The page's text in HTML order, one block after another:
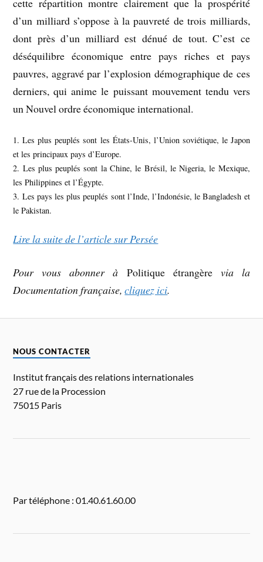
d’un milliard s’oppose à la pauvreté de trois milliards,
dont près d’un milliard est dénué de tout. C’est ce
déséquilibre économique entre pays riches et pays
pauvres, aggravé par l’explosion démographique de ces
derniers, qui anime le puissant mouvement tendu vers
un Nouvel ordre économique international.
1. Les plus peuplés sont les États-Unis, l’Union soviétique, le Japon
et les principaux pays d’Europe.
2. Les plus peuplés sont la Chine, le Brésil, le Nigeria, le Mexique,
les Philippines et l’Égypte.
3. Les pays les plus peuplés sont l’Inde, l’Indonésie, le Bangladesh et
le Pakistan.
Lire la suite de l’article sur Persée
Pour vous abonner à Politique étrangèrevia la
Documentation française,cliquez ici.
NOUS CONTACTER
Institut français des relations internationales
27 rue de la Procession
75015 Paris
Par téléphone : 01.40.61.60.00